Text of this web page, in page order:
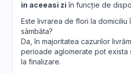
in aceeasi zi în funcție de
Este livrarea de flori la domiciliu
sâmbăta?
Da, în majoritatea cazurilor
perioade aglomerate pot exista
la finalizare.